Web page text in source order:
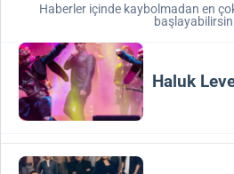
Haberler içinde kaybolmadan en
Haluk